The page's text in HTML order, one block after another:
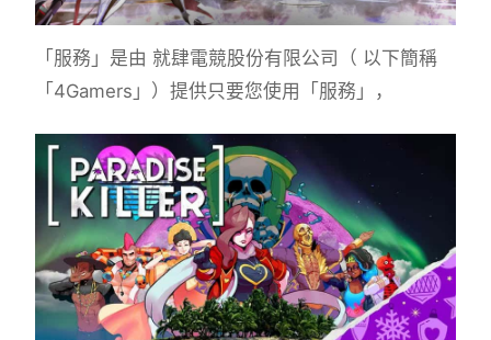
「服務」是由 就肆電競股份有限公司（ 以下簡稱
「4Gamers」）提供只要您使用「服務」，